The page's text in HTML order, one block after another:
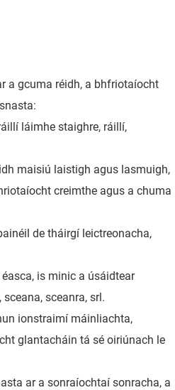
a gcuma réidh, a bhfriotaíocht
láimhe staighre, ráillí,
maisiú laistigh agus lasmuigh,
creimthe agus a chuma
de tháirgí leictreonacha,
is minic a úsáidtear
sceanra, srl.
ionstraimí máinliachta,
glantacháin tá sé oiriúnach le
ar a sonraíochtaí sonracha, a